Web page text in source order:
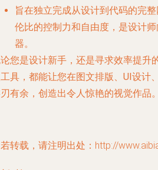
旨在独立完成从设计到代码的完
伦比的控制力和自由度，是设计师
器。
您是设计新手，还是寻求效率提升
具，都能让您在图文排版 、 UI设计、
有余，创造出令人惊艳的视觉作品。
转载，请注明出处：http://